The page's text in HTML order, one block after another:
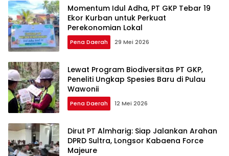
Momentum Idul Adha, PT GKP Tebar 19
Ekor Kurban untuk Perkuat
Perekonomian Lokal
Pena Daerah 29 Mei 2026
Lewat Program Biodiversitas PT GKP,
Peneliti Ungkap Spesies Baru di Pulau
Wawonii
Pena Daerah 12 Mei 2026
Dirut PT Almharig: Siap Jalankan Arahan
DPRD Sultra, Longsor Kabaena Force
Majeure